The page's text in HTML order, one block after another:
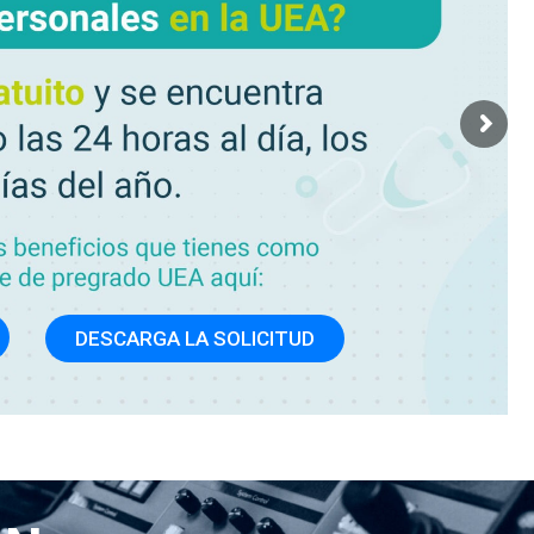
DESCARGA LA SOLICITUD